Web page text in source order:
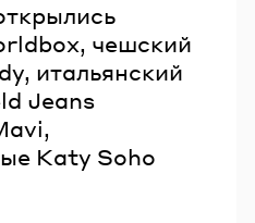
чешский
итальянский
Jeans
Katy Soho